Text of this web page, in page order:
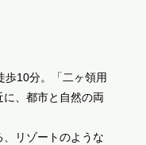
歩10分。「二ヶ領用
、都市と自然の両
リゾートのような